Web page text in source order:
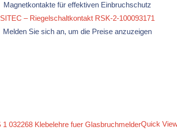
Magnetkontakte für effektiven Einbruchschutz
SITEC – Riegelschaltkontakt RSK-2-100093171
Melden Sie sich an, um die Preise anzuzeigen
Quick